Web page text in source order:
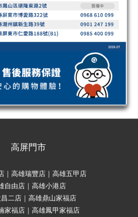
高屏門市
｜高雄瑞豐店｜高雄五甲店
自由店｜高雄小港店
二店｜高雄鼎山家福店
家福店｜高雄鳳甲家福店